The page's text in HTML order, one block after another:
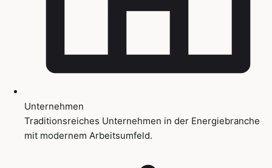
Unternehmen
Traditionsreiches Unternehmen in der Energiebranche
mit modernem Arbeitsumfeld.